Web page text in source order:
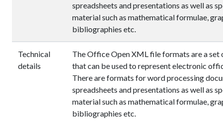
spreadsheets and presentations as well as
material such as mathematical formulae,
bibliographies etc.
Technical
details
The Office Open XML file formats are a
that can be used to represent electronic
There are formats for word processing
spreadsheets and presentations as well as
material such as mathematical formulae,
bibliographies etc.